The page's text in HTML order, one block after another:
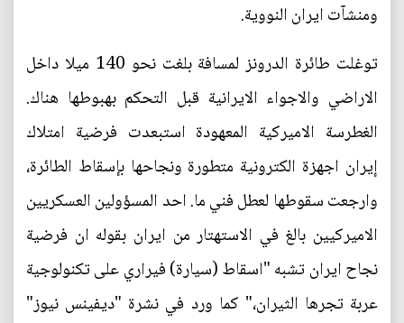
ومنشآت ايران النووية.
توغلت طائرة الدرونز لمسافة بلغت نحو 140 ميلا داخل
الاراضي والاجواء الايرانية قبل التحكم بهبوطها هناك.
الغطرسة الاميركية المعهودة استبعدت فرضية امتلاك
إيران اجهزة الكترونية متطورة ونجاحها بإسقاط الطائرة،
وارجعت سقوطها لعطل فني ما. احد المسؤولين العسكريين
الاميركيين بالغ في الاستهتار من ايران بقوله ان فرضية
نجاح ايران تشبه "اسقاط (سيارة) فيراري على تكنولوجية
عربة تجرها الثيران،" كما ورد في نشرة "ديفينس نيوز"